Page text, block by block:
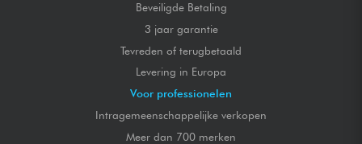
Beveiligde Betaling
3 jaar garantie
Tevreden of terugbetaald
Levering in Europa
Voor professionelen
Intragemeenschappelijke verkopen
Meer dan 700 merken